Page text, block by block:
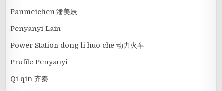
Panmeichen 潘美辰
Penyanyi Lain
Power Station dong li huo che 动力火车
Profile Penyanyi
Qi qin 齐秦